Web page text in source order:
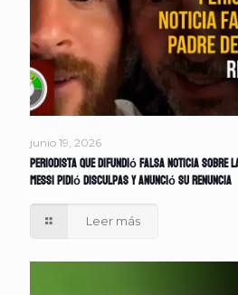
junio 19, 2026
Periodista que difundió falsa noticia sobre
Messi pidió disculpas y anunció su renuncia
Leer más